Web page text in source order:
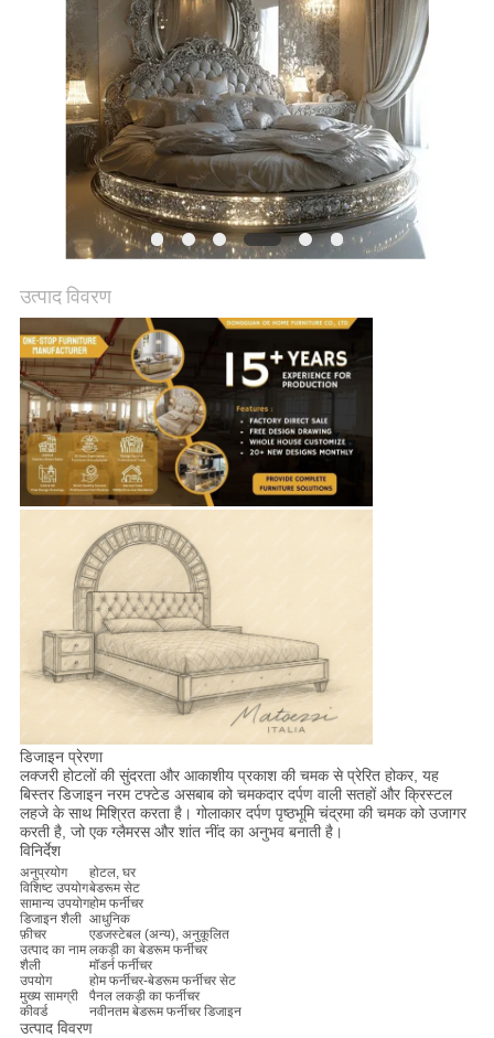
समाचार
सभी
मामलों
एक
बोली
का
साइटमैप
गोपनीयता
उत्पाद विवरण
डिजाइन प्रेरणा
लक्जरी होटलों की सुंदरता और आकाशीय प्रकाश की चमक से प्रेरित होकर, यह
बिस्तर डिजाइन नरम टफ्टेड असबाब को चमकदार दर्पण वाली सतहों और क्रिस्टल
लहजे के साथ मिश्रित करता है। गोलाकार दर्पण पृष्ठभूमि चंद्रमा की चमक को उजागर
करती है, जो एक ग्लैमरस और शांत नींद का अनुभव बनाती है।
विनिर्देश
अनुप्रयोग
होटल, घर
विशिष्ट उपयोगबेडरूम सेट
सामान्य उपयोगहोम फर्नीचर
डिजाइन शैली आधुनिक
फ़ीचर
एडजस्टेबल (अन्य), अनुकूलित
उत्पाद का नाम लकड़ी का बेडरूम फर्नीचर
शैली
मॉडर्न फर्नीचर
उपयोग
होम फर्नीचर-बेडरूम फर्नीचर सेट
मुख्य सामग्री
पैनल लकड़ी का फर्नीचर
कीवर्ड
नवीनतम बेडरूम फर्नीचर डिजाइन
उत्पाद विवरण